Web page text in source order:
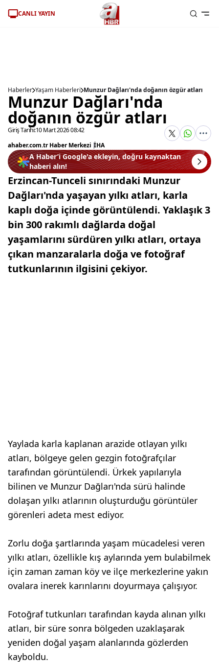
CANLI YAYIN
Haberler Yaşam Haberleri Munzur Dağları'nda doğanın özgür atları
Munzur Dağları'nda
doğanın özgür atları
Giriş Tarihi:10 Mart 2026 08:42
ahaber.com.tr Haber Merkezi |İHA
A Haber’i Google'a ekleyin, doğru kaynaktan
haberi alın!
Erzincan-Tunceli sınırındaki Munzur
Dağları'nda yaşayan yılkı atları, karla
kaplı doğa içinde görüntülendi. Yaklaşık 3
bin 300 rakımlı dağlarda doğal
yaşamlarını sürdüren yılkı atları, ortaya
çıkan manzaralarla doğa ve fotoğraf
tutkunlarının ilgisini çekiyor.
Yaylada karla kaplanan arazide otlayan yılkı
atları, bölgeye gelen gezgin fotoğrafçılar
tarafından görüntülendi. Ürkek yapılarıyla
bilinen ve Munzur Dağları'nda sürü halinde
dolaşan yılkı atlarının oluşturduğu görüntüler
görenleri adeta mest ediyor.
Zorlu doğa şartlarında yaşam mücadelesi veren
yılkı atları, özellikle kış aylarında yem bulabilmek
için zaman zaman köy ve ilçe merkezlerine yakın
ovalara inerek karınlarını doyurmaya çalışıyor.
Fotoğraf tutkunları tarafından kayda alınan yılkı
atları, bir süre sonra bölgeden uzaklaşarak
yeniden doğal yaşam alanlarında gözlerden
kayboldu.